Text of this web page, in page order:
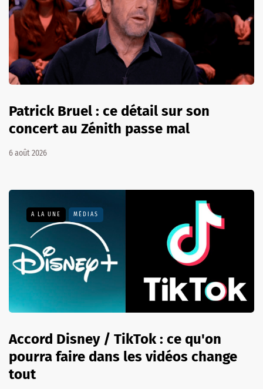
Patrick Bruel : ce détail sur son
concert au Zénith passe mal
6 août 2026
A LA UNE MÉDIAS
Accord Disney / TikTok : ce qu'on
pourra faire dans les vidéos change
tout